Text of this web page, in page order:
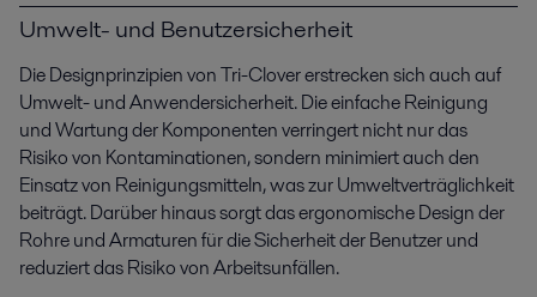
Umwelt- und Benutzersicherheit
Die Designprinzipien von Tri-Clover erstrecken sich auch auf
Umwelt- und Anwendersicherheit. Die einfache Reinigung
und Wartung der Komponenten verringert nicht nur das
Risiko von Kontaminationen, sondern minimiert auch den
Einsatz von Reinigungsmitteln, was zur Umweltverträglichkeit
beiträgt. Darüber hinaus sorgt das ergonomische Design der
Rohre und Armaturen für die Sicherheit der Benutzer und
reduziert das Risiko von Arbeitsunfällen.